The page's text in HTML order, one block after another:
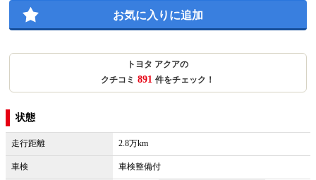
お気に入りに追加
トヨタ アクアの
クチコミ 891 件をチェック！
状態
走行距離 2.8万km
車検 車検整備付